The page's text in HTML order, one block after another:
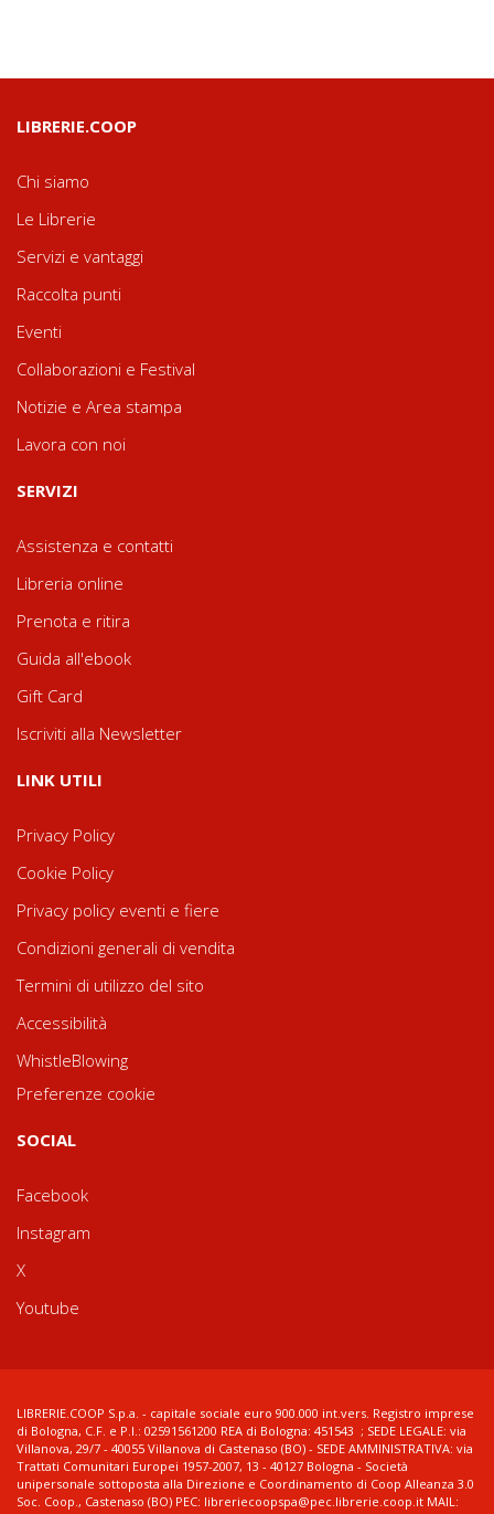
LIBRERIE.COOP
Chi siamo
Le Librerie
Servizi e vantaggi
Raccolta punti
Eventi
Collaborazioni e Festival
Notizie e Area stampa
Lavora con noi
SERVIZI
Assistenza e contatti
Libreria online
Prenota e ritira
Guida all'ebook
Gift Card
Iscriviti alla Newsletter
LINK UTILI
Privacy Policy
Cookie Policy
Privacy policy eventi e fiere
Condizioni generali di vendita
Termini di utilizzo del sito
Accessibilità
WhistleBlowing
Preferenze cookie
SOCIAL
Facebook
Instagram
X
Youtube
LIBRERIE.COOP S.p.a. - capitale sociale euro 900.000 int.vers. Registro imprese
di Bologna, C.F. e P.I.: 02591561200 REA di Bologna: 451543 ; SEDE LEGALE: via
Villanova, 29/7 - 40055 Villanova di Castenaso (BO) - SEDE AMMINISTRATIVA: via
Trattati Comunitari Europei 1957-2007, 13 - 40127 Bologna - Società
unipersonale sottoposta alla Direzione e Coordinamento di Coop Alleanza 3.0
Soc. Coop., Castenaso (BO) PEC: libreriecoopspa@pec.librerie.coop.it MAIL: